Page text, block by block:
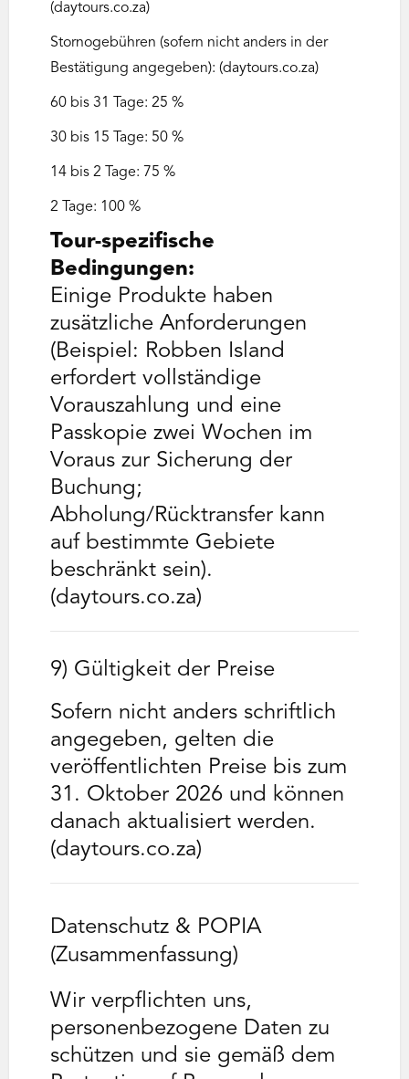
(daytours.co.za)
Stornogebühren (sofern nicht anders in der
Bestätigung angegeben): (daytours.co.za)
60 bis 31 Tage: 25 %
30 bis 15 Tage: 50 %
14 bis 2 Tage: 75 %
2 Tage: 100 %
Tour-spezifische
Bedingungen:
Einige Produkte haben
zusätzliche Anforderungen
(Beispiel: Robben Island
erfordert vollständige
Vorauszahlung und eine
Passkopie zwei Wochen im
Voraus zur Sicherung der
Buchung;
Abholung/Rücktransfer kann
auf bestimmte Gebiete
beschränkt sein).
(daytours.co.za)
9) Gültigkeit der Preise
Sofern nicht anders schriftlich
angegeben, gelten die
veröffentlichten Preise bis zum
31. Oktober 2026 und können
danach aktualisiert werden.
(daytours.co.za)
Datenschutz & POPIA
(Zusammenfassung)
Wir verpflichten uns,
personenbezogene Daten zu
schützen und sie gemäß dem